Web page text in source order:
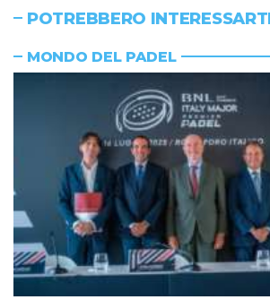
POTREBBERO
MONDO DEL PADEL